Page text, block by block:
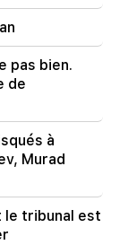
de
du Middle
des
chinois
pas bien.
de
à
Murad
le tribunal est